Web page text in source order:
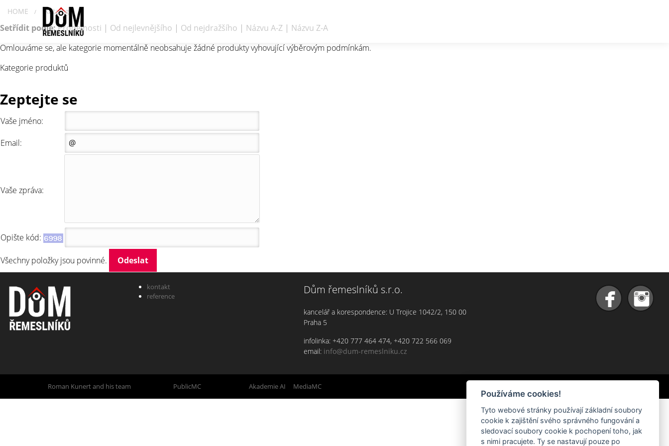
HOME / Katalog
Setřídit podle:Prodejnosti | Od nejlevnějšího | Od nejdražšího | Názvu A-Z | Názvu Z-A
Omlouváme se, ale kategorie momentálně neobsahuje žádné produkty vyhovující výběrovým podmínkám.
Kategorie produktů
Zeptejte se
Vaše jméno:
Email:
Vaše zpráva:
Opište kód:
Všechny položky jsou povinné.
kontakt
reference
Dům řemeslníků s.r.o.
kancelář a korespondence: U Trojice 1042/2, 150 00
Praha 5
infolinka: +420 777 464 474, +420 722 566 069
email: info@dum-remeslniku.cz
Roman Kunert and his team PublicMC Akademie AI MediaMC
Používáme cookies!
Tyto webové stránky používají základní soubory
cookie k zajištění svého správného fungování a
sledovací soubory cookie k pochopení toho, jak
s nimi pracujete. Ty se nastavují pouze po